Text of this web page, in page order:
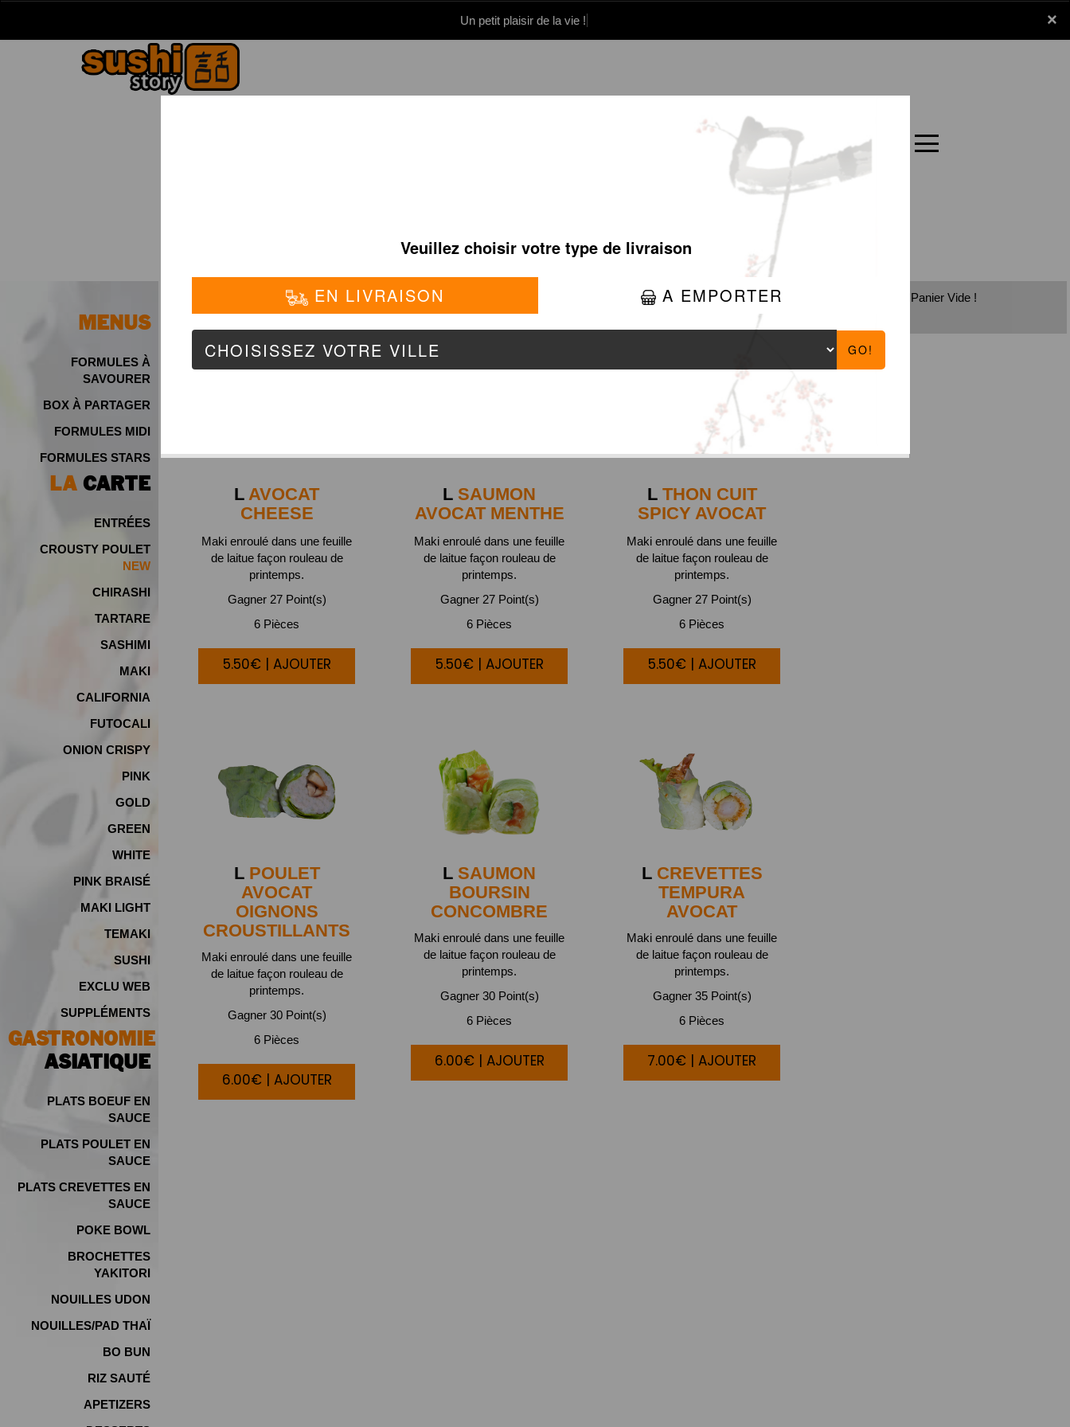
×
Un petit plaisir de la vie !
Panier Carte
x
MENUS
FORMULES À
SAVOURER
BOX À PARTAGER
FORMULES MIDI
FORMULES STARS
LA CARTE
ENTRÉES
CROUSTY POULET
NEW
CHIRASHI
TARTARE
SASHIMI
MAKI
CALIFORNIA
FUTOCALI
ONION CRISPY
PINK
GOLD
GREEN
WHITE
PINK BRAISÉ
MAKI LIGHT
TEMAKI
SUSHI
EXCLU WEB
SUPPLÉMENTS
GASTRONOMIE
ASIATIQUE
PLATS BOEUF EN
SAUCE
PLATS POULET EN
SAUCE
PLATS CREVETTES EN
SAUCE
POKE BOWL
BROCHETTES
YAKITORI
NOUILLES UDON
NOUILLES/PAD THAÏ
BO BUN
RIZ SAUTÉ
APETIZERS
MAKI LIGHT
L AVOCAT
CHEESE
Maki enroulé dans une feuille
de laitue façon rouleau de
printemps.
Gagner 27 Point(s)
6 Pièces
5.50€ | AJOUTER
L SAUMON
AVOCAT MENTHE
Maki enroulé dans une feuille
de laitue façon rouleau de
printemps.
Gagner 27 Point(s)
6 Pièces
5.50€ | AJOUTER
LTHON CUIT
SPICY AVOCAT
Maki enroulé dans une feuille
de laitue façon rouleau de
printemps.
Gagner 27 Point(s)
6 Pièces
5.50€ | AJOUTER
LPOULET
AVOCAT
OIGNONS
CROUSTILLANTS
Maki enroulé dans une feuille
de laitue façon rouleau de
printemps.
Gagner 30 Point(s)
6 Pièces
6.00€ | AJOUTER
L SAUMON
BOURSIN
CONCOMBRE
Maki enroulé dans une feuille
de laitue façon rouleau de
printemps.
Gagner 30 Point(s)
6 Pièces
6.00€ | AJOUTER
LCREVETTES
TEMPURA
AVOCAT
Maki enroulé dans une feuille
de laitue façon rouleau de
printemps.
Gagner 35 Point(s)
6 Pièces
7.00€ | AJOUTER
Panier Vide !